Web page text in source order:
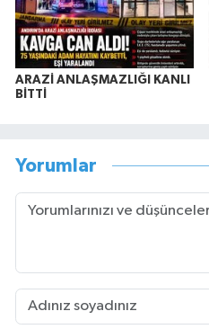
ARAZİ ANLAŞMAZLIĞI KANLI
BİTTİ
Yorumlar